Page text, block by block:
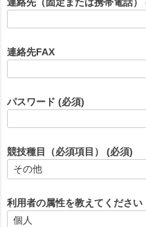
連絡先FAX
パスワード (必須)
競技種目（必須項目） (必須)
利用者の属性を教えてください